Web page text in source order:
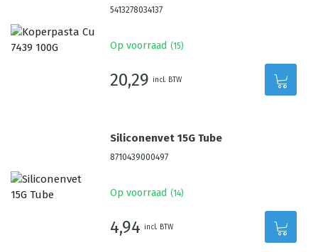
5413278034137
Op voorraad (15)
20,29 incl. BTW
Siliconenvet 15G Tube
8710439000497
Op voorraad (14)
4,94 incl. BTW